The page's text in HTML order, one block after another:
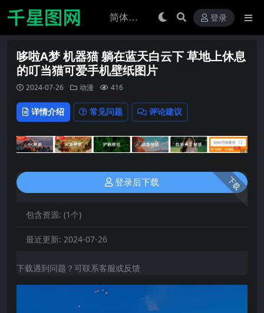
登录
哆啦A梦 机器猫 躺在蓝天白云下 草地上休息
的叮当猫可爱手机壁纸图片
2024-07-26 动漫 416
详情介绍 常见问题 评论建议
下载
登录后下载
包含资源: (1个)
最近更新: 2024-07-26
下载遇到问题？可联系客服或反馈